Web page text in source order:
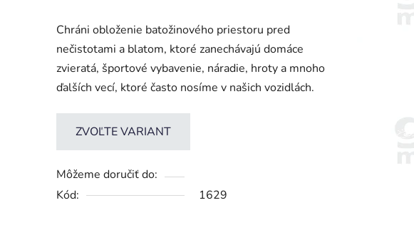
produktu
je
0,0
z
5
hviezdičiek.
Chráni obloženie batožinového priestoru pred
nečistotami a blatom, ktoré zanechávajú domáce
zvieratá, športové vybavenie, náradie, hroty a mnoho
ďalších vecí, ktoré často nosíme v našich vozidlách.
ZVOĽTE VARIANT
Môžeme doručiť do:
Kód:
1629